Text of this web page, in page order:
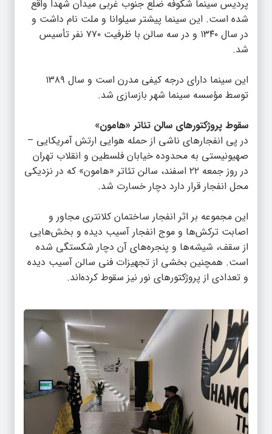
پردیس سینما شکوفه ضلع جنوب غربی میدان شهدا واقع
شده است. این سینما پیشتر سیلوانا و ملت نام داشت و
در سال ۱۳۴۰ و در سه سالن با ظرفیت ۷۷۰ نفر تأسیس
شد.
این سینما دارای درجه کیفی مدرن است و سال ۱۳۸۹
توسط مؤسسه سینما شهر بازسازی شد.
سقوط پروژکتورهای سالن تئاتر «هامون»
در پی انفجارهای ناشی از حمله هوایی ارتش آمریکایی –
صهیونیستی به محدوده خیابان فلسطین و انقلاب تهران
در روز جمعه ۲۲ اسفند، سالن تئاتر «هامون» که در نزدیکی
محل انفجار قرار دارد دچار خسارت شد.
این مجموعه بر اثر انفجار ساختمان کلانتری مجاور و
اصابت ترکش‌ها و موج انفجار آسیب دیده و بخش‌هایی
از سقف، شیشه‌ها و پنجره‌های آن دچار شکستگی شده
است. همچنین بخشی از تجهیزات فنی سالن آسیب دیده
و تعدادی از پروژکتورهای نور نیز سقوط کرده‌اند.